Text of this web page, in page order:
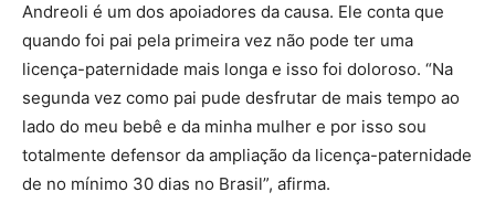
Andreoli é um dos apoiadores da causa. Ele conta que
quando foi pai pela primeira vez não pode ter uma
licença-paternidade mais longa e isso foi doloroso. “Na
segunda vez como pai pude desfrutar de mais tempo ao
lado do meu bebê e da minha mulher e por isso sou
totalmente defensor da ampliação da licença-paternidade
de no mínimo 30 dias no Brasil”, afirma.